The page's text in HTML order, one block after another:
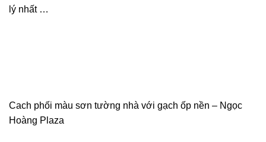
lý nhất …
Cach phối màu sơn tường nhà với gạch ốp nền – Ngọc
Hoàng Plaza